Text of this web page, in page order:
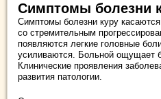
Симптомы болезни
Симптомы болезни куру
со стремительным
появляются легкие головные
усиливаются. Больной ощущает
Клинические проявления
развития патологии.